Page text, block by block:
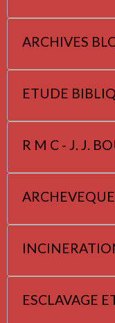
ARCHIVES
ETUDE
R M C - J. J.
ESCLAVAGE